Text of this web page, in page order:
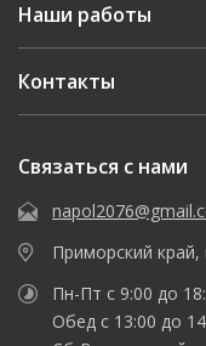
Наши работы
Контакты
Связаться с нами
Приморский край,
Пн-Пт с 9:00 до
Обед с 13:00 до